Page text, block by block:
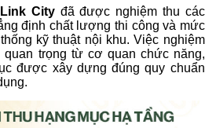
Cityđã được nghiệm thu các
định chất lượng thi công và mức
kỹ thuật nội khu. Việc nghiệm
trọng từ cơ quan chức năng,
được xây dựng đúng quy chuẩn